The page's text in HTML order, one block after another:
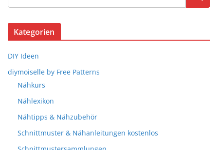
Kategorien
DIY Ideen
diymoiselle by Free Patterns
Nähkurs
Nählexikon
Nähtipps & Nähzubehör
Schnittmuster & Nähanleitungen kostenlos